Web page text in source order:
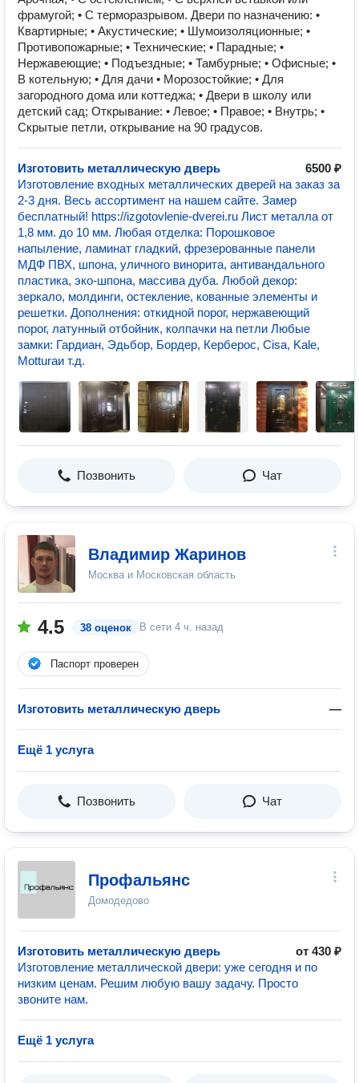
фрамугой; • С терморазрывом. Двери по назначению: •
Квартирные; • Акустические; • Шумоизоляционные; •
Противопожарные; • Технические; • Парадные; •
Нержавеющие; • Подъездные; • Тамбурные; • Офисные; •
В котельную; • Для дачи • Морозостойкие; • Для
загородного дома или коттеджа; • Двери в школу или
детский сад; Открывание: • Левое; • Правое; • Внутрь; •
Скрытые петли, открывание на 90 градусов.
Изготовить металлическую дверь
6500 ₽
Изготовление входных металлических дверей на заказ за
2-3 дня. Весь ассортимент на нашем сайте. Замер
бесплатный! https://izgotovlenie-dverei.ru Лист металла от
1,8 мм. до 10 мм. Любая отделка: Порошковое
напыление, ламинат гладкий, фрезерованные панели
МДФ ПВХ, шпона, уличного винорита, антивандального
пластика, эко-шпона, массива дуба. Любой декор:
зеркало, молдинги, остекление, кованные элементы и
решетки. Дополнения: откидной порог, нержавеющий
порог, латунный отбойник, колпачки на петли Любые
замки: Гардиан, Эдьбор, Бордер, Керберос, Cisa, Kale,
Motturaи т.д.
Позвонить Чат
Владимир Жаринов
Москва и Московская область
4.5 38 оценок В сети 4 ч. назад
Паспорт проверен
Изготовить металлическую дверь —
Ещё 1 услуга
Позвонить Чат
Профальянс
Домодедово
Изготовить металлическую дверь
от 430 ₽
Изготовление металлической двери: уже сегодня и по
низким ценам. Решим любую вашу задачу. Просто
звоните нам.
Ещё 1 услуга